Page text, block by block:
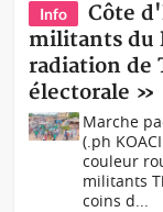
Info
Côte
militants du
radiation de
électorale »
Marche
(.ph
couleur
militants
coins d...